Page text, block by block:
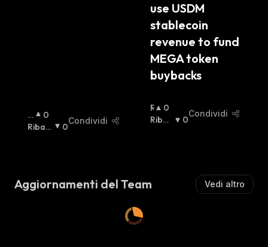
R
I
A
0
Ribas
0
Condividi
A
:
use USDM
stablecoin
revenue to fund
MEGA token
buybacks
R
I
T
0
Ribas
0
Condividi
Aggiornamenti del Team Vedi altro